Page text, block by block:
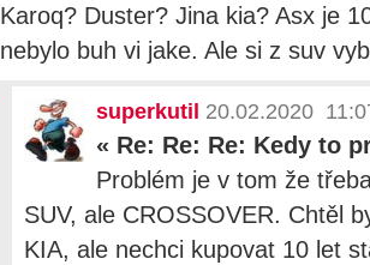
Karoq? Duster? Jina kia? Asx je
nebylo buh vi jake. Ale si z suv
superkutil 20.02.2020
« Re: Re: Re: Kedy to
Problém je v tom že
SUV, ale CROSSOVER. Chtěl
KIA, ale nechci kupovat 10 let